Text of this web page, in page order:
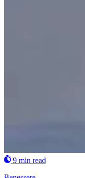
9 min read